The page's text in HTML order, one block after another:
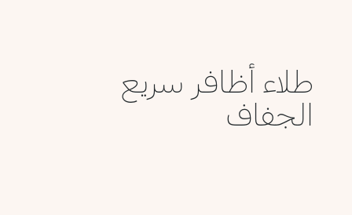
طلاء أظافر سريع
الجفاف